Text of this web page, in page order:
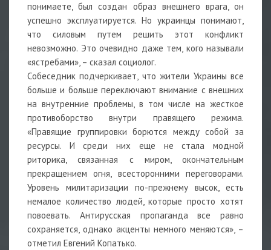
понимаете, был создан образ внешнего врага, он
успешно эксплуатируется. Но украинцы понимают,
что силовым путем решить этот конфликт
невозможно. Это очевидно даже тем, кого называли
«ястребами», – сказал социолог.
Собеседник подчеркивает, что жители Украины все
больше и больше переключают внимание с внешних
на внутренние проблемы, в том числе на жесткое
противоборство внутри правящего режима.
«Правящие группировки борются между собой за
ресурсы. И среди них еще не стала модной
риторика, связанная с миром, окончательным
прекращением огня, всесторонними переговорами.
Уровень милитаризации по-прежнему высок, есть
немалое количество людей, которые просто хотят
повоевать. Антирусская пропаганда все равно
сохраняется, однако акценты немного меняются», –
отметил Евгений Копатько.